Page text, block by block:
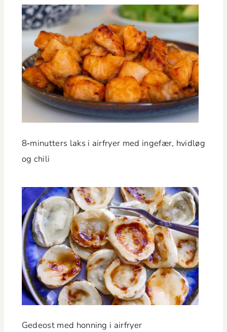
8‑minutters laks i air­fry­er med inge­fær, hvidløg
og chili
Gedeost med hon­ning i airfryer